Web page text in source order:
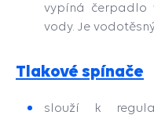
vypíná čerpadlo
vody. Je
Tlakové spínače
slouží k